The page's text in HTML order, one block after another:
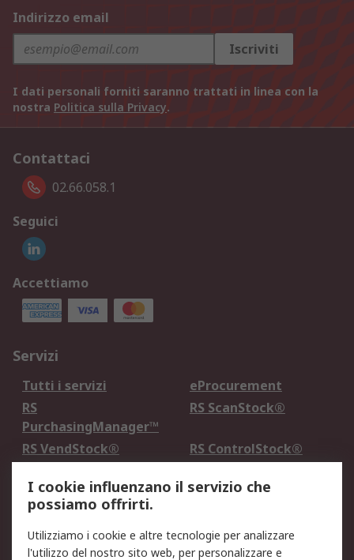
Indirizzo email
Iscriviti
I dati personali forniti saranno trattati in linea con la
nostra Politica sulla Privacy.
Contattaci
02.66.058.1
Seguici
Accettiamo
Servizi
Tutti i servizi
eProcurement
RS
PurchasingManager™
RS ScanStock®
RS VendStock®
RS ControlStock®
Legale
Informativa Cookie
Informativa Privacy -
I cookie influenzano il servizio che
possiamo offrirti.
Utilizziamo i cookie e altre tecnologie per analizzare
l'utilizzo del nostro sito web, per personalizzare e